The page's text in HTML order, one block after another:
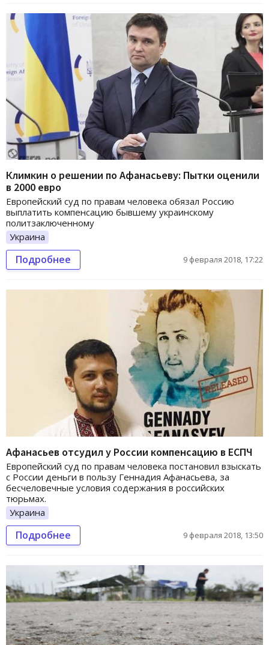
Климкин о решении по Афанасьеву: Пытки оценили
в 2000 евро
Европейский суд по правам человека обязал Россию
выплатить компенсацию бывшему украинскому
политзаключенному
Украина
Подробнее 9 февраля 2018, 17:22
Афанасьев отсудил у России компенсацию в ЕСПЧ
Европейский суд по правам человека постановил взыскать
с России деньги в пользу Геннадия Афанасьева, за
бесчеловечные условия содержания в российских
тюрьмах.
Украина
Подробнее 9 февраля 2018, 13:50